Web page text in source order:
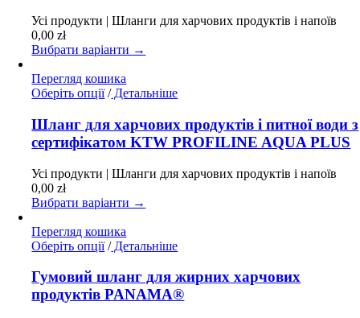
можна
на
товару
Усі продукти | Шланги для харчових продуктів і напоїв
0,00zł
Вибрати варіанти →
Перегляд кошика
Оберіть опції Цей
має
кілька
варіантів.
можна
на
товару
/Детальніше
Шланг для харчових продуктів і питної води з
сертифікатом KTW PROFILINE AQUA PLUS
Усі продукти | Шланги для харчових продуктів і напоїв
0,00zł
Вибрати варіанти →
Перегляд кошика
Оберіть опції Цей
має
кілька
варіантів.
/Детальніше
Гумовий шланг для жирних харчових
продуктів PANAMA®